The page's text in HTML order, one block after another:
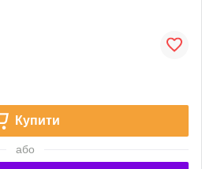
Купити
або